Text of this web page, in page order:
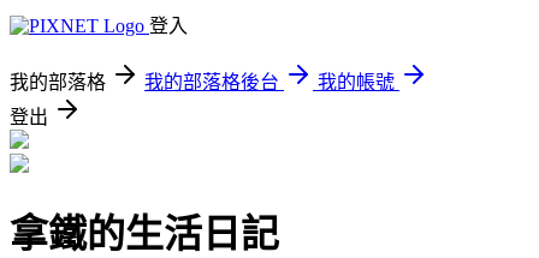
登入
我的部落格 我的部落格後台
我的帳號
登出
拿鐵的生活日記